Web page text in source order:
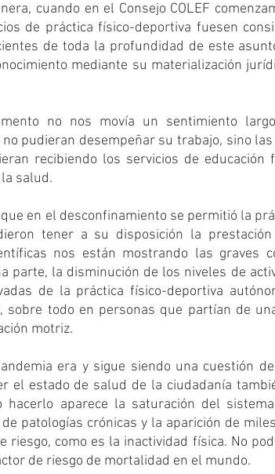
cuando en el Consejo COLEF
de práctica físico-deportiva fuesen
de toda la profundidad de este
mediante su materialización
no nos movía un sentimiento
pudieran desempeñar su trabajo, sino
recibiendo los servicios de
salud.
en el desconfinamiento se permitió la
tener a su disposición la
nos están mostrando las graves
parte, la disminución de los niveles de
de la práctica físico-deportiva
sobre todo en personas que partían de
motriz.
era y sigue siendo una cuestión
el estado de salud de la ciudadanía
hacerlo aparece la saturación del
patologías crónicas y la aparición de
riesgo, como es la inactividad física. No
de riesgo de mortalidad en el mundo.